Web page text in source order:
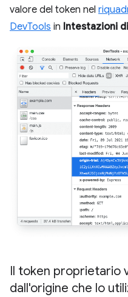
valore del token nel
DevTools in Intestazioni
Il token proprietario
dall'origine che lo